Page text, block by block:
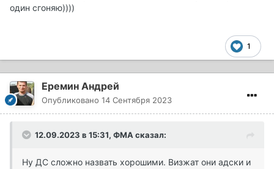
один сгоняю))))
1
Еремин Андрей
Опубликовано 14 Сентября 2023
12.09.2023 в 15:31, ФМА сказал:
Ну ДС сложно назвать хорошими. Визжат они адски и